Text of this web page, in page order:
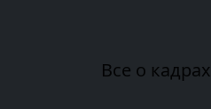
Все о кадрах